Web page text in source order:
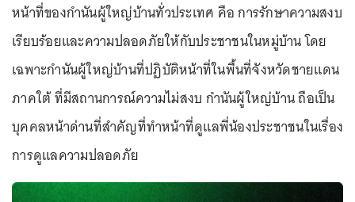
หน้าที่ของกำนันผู้ใหญ่บ้านทั่วประเทศ คือ การรักษาความสงบ
เรียบร้อยและความปลอดภัยให้กับประชาชนในหมู่บ้าน โดย
เฉพาะกำนันผู้ใหญ่บ้านที่ปฏิบัติหน้าที่ในพื้นที่จังหวัดชายแดน
ภาคใต้ ที่มีสถานการณ์ความไม่สงบ กำนันผู้ใหญ่บ้าน ถือเป็น
บุคคลหน้าด่านที่สำคัญที่ทำหน้าที่ดูแลพี่น้องประชาชนในเรื่อง
การดูแลความปลอดภัย